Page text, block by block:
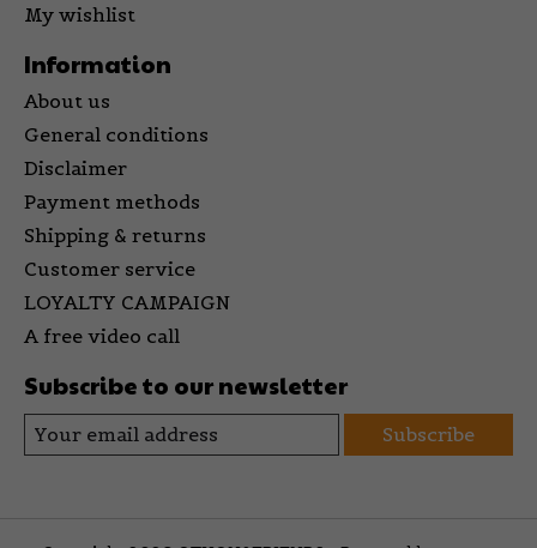
My wishlist
Information
About us
General conditions
Disclaimer
Payment methods
Shipping & returns
Customer service
LOYALTY CAMPAIGN
A free video call
Subscribe to our newsletter
Subscribe